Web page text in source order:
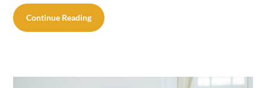
Continue Reading